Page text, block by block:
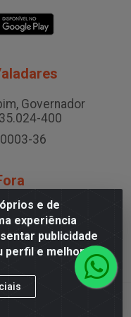
e de
experiência
publicidade
perfil e melhorar a
Governador
400
36
Condominio Brasil
Fora/MG
06